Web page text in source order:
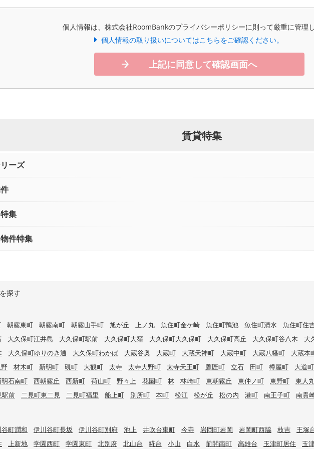
個人情報は、株式会社RoomBankのプライバシーポリシーに則って厳重に管理
個人情報の取り扱いについてはこちらをご確認ください。
上記に同意して確認画面へ
賃貸特集
ーズ
集
件特集
探す
朝霧東町 朝霧南町 朝霧山手町 旭が丘 上ノ丸 魚住町金ケ崎 魚住町鴨池 魚住町清水
魚住町住
大久保町江井島 大久保町駅前 大久保町大窪 大久保町大久保町 大久保町高丘 大久保町谷八木
大
大久保町ゆりのき通 大久保町わかば 大蔵谷奥 大蔵町 大蔵天神町 大蔵中町 大蔵八幡町
大蔵本
材木町 新明町 硯町 大観町 太寺 太寺大野町 太寺天王町 鷹匠町 立石 田町 樽屋町
大道町
明石南町 西朝霧丘 西新町 荷山町 野々上 花園町 林 林崎町 東朝霧丘 東仲ノ町 東野町
東人
駅前 二見町東二見 二見町福里 船上町 別所町 本町 松江 松が丘 松の内 港町 南王子町 南貴
町潤和 伊川谷町長坂 伊川谷町別府 池上 井吹台東町 今寺 岩岡町岩岡 岩岡町西脇 枝吉
王塚
上新地 学園西町 学園東町 北別府 北山台 糀台 小山 白水 前開南町 高雄台 玉津町居住 玉